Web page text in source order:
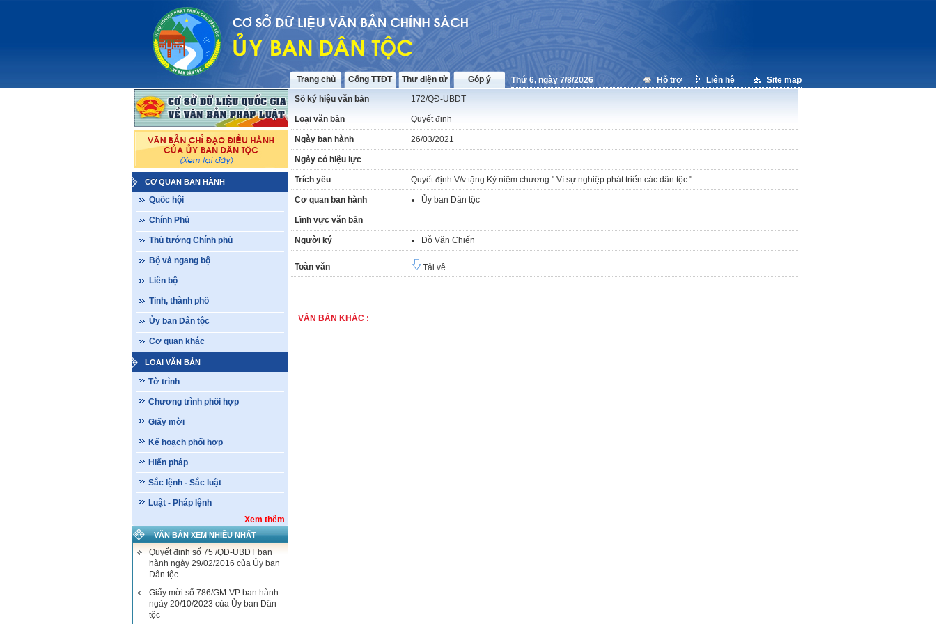
Trang chủ Cổng TTĐT Thư điện tử Góp ý Thứ 6, ngày 7/8/2026 Hỗ trợ Liên hệ Site map
CƠ QUAN BAN HÀNH
Quốc hội
Chính Phủ
Thủ tướng Chính phủ
Bộ và ngang bộ
Liên bộ
Tỉnh, thành phố
Ủy ban Dân tộc
Cơ quan khác
LOẠI VĂN BẢN
Tờ trình
Chương trình phối hợp
Giấy mời
Kế hoạch phối hợp
Hiến pháp
Sắc lệnh - Sắc luật
Luật - Pháp lệnh
Xem thêm
VĂN BẢN XEM NHIỀU NHẤT
Quyết định số 75 /QĐ-UBDT ban
hành ngày 29/02/2016 của Ủy ban
Dân tộc
Giấy mời số 786/GM-VP ban hành
ngày 20/10/2023 của Ủy ban Dân
tộc
Số ký hiệu văn bản 172/QĐ-UBDT
Loại văn bản Quyết định
Ngày ban hành 26/03/2021
Ngày có hiệu lực
Trích yếu Quyết định V/v tặng Kỷ niệm chương " Vì sự nghiệp phát triển các dân tộc "
Cơ quan ban hành Ủy ban Dân tộc
Lĩnh vực văn bản
Người ký Đỗ Văn Chiến
Toàn văn Tải về
VĂN BẢN KHÁC :